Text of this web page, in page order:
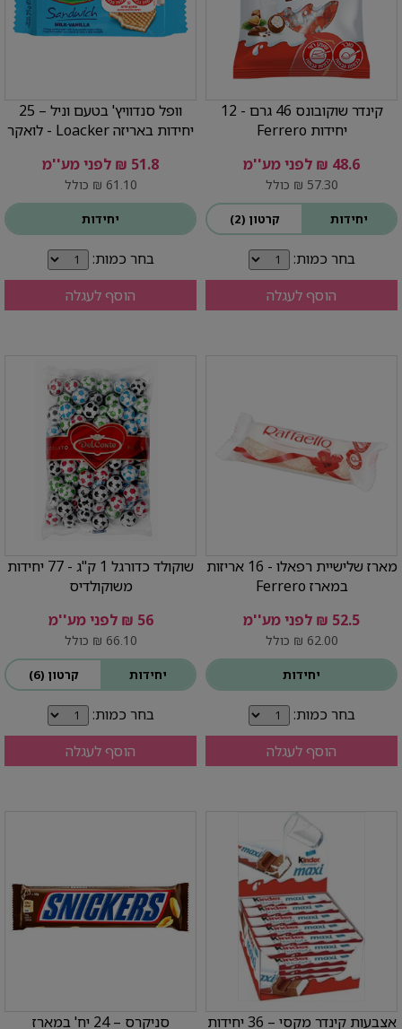
קינדר שוקובונס 46 גרם - 12
יחידות Ferrero
48.6 ₪ לפני מע''מ
57.30 ₪ כולל
יחידות קרטון (2)
בחר כמות:
הוסף לעגלה
וופל סנדוויץ' בטעם וניל – 25
יחידות באריזה Loacker - לואקר
51.8 ₪ לפני מע''מ
61.10 ₪ כולל
יחידות
בחר כמות:
הוסף לעגלה
מארז שלישיית רפאלו - 16 אריזות
במארז Ferrero
52.5 ₪ לפני מע''מ
62.00 ₪ כולל
יחידות
בחר כמות:
הוסף לעגלה
שוקולד כדורגל 1 ק"ג - 77 יחידות
משוקולדיס
56 ₪ לפני מע''מ
66.10 ₪ כולל
יחידות קרטון (6)
בחר כמות:
הוסף לעגלה
אצבעות קינדר מקסי – 36 יחידות סניקרס – 24 יח' במארז